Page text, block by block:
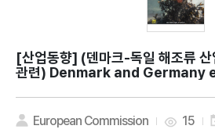
[산업동향]
관련) Denmark and Germany
food source
European Commission 15